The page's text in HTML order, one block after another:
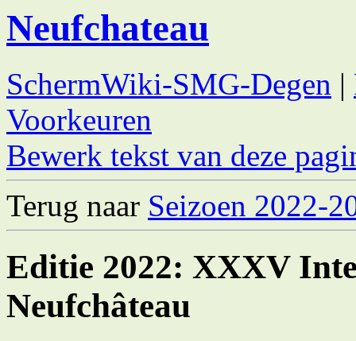
Neufchateau
SchermWiki-SMG-Degen |
Voorkeuren
Bewerk tekst van deze
Terug naar Seizoen 2022-
Editie 2022: XXXV
Neufchâteau